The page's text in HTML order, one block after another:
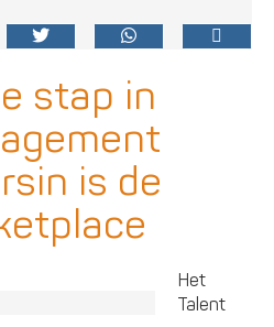
stap in
is de
Het
Talent